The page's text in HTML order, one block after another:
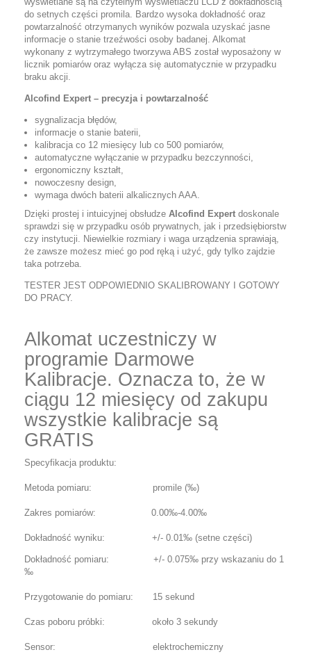
do setnych części promila. Bardzo wysoka dokładność oraz
powtarzalność otrzymanych wyników pozwala uzyskać jasne
informacje o stanie trzeźwości osoby badanej. Alkomat
wykonany z wytrzymałego tworzywa ABS został wyposażony w
licznik pomiarów oraz wyłącza się automatycznie w przypadku
braku akcji.
Alcofind Expert – precyzja i powtarzalność
sygnalizacja błędów,
informacje o stanie baterii,
kalibracja co 12 miesięcy lub co 500 pomiarów,
automatyczne wyłączanie w przypadku bezczynności,
ergonomiczny kształt,
nowoczesny design,
wymaga dwóch baterii alkalicznych AAA.
Dzięki prostej i intuicyjnej obsłudze Alcofind Expert doskonale
sprawdzi się w przypadku osób prywatnych, jak i przedsiębiorstw
czy instytucji. Niewielkie rozmiary i waga urządzenia sprawiają,
że zawsze możesz mieć go pod ręką i użyć, gdy tylko zajdzie
taka potrzeba.
TESTER JEST ODPOWIEDNIO SKALIBROWANY I GOTOWY
DO PRACY.
Alkomat uczestniczy w
programie Darmowe
Kalibracje. Oznacza to, że w
ciągu 12 miesięcy od zakupu
wszystkie kalibracje są
GRATIS
Specyfikacja produktu:
Metoda pomiaru: promile (‰)
Zakres pomiarów: 0.00‰-4.00‰
Dokładność wyniku: +/- 0.01‰ (setne części)
Dokładność pomiaru: +/- 0.075‰ przy wskazaniu do 1
‰
Przygotowanie do pomiaru: 15 sekund
Czas poboru próbki: około 3 sekundy
Sensor: elektrochemiczny